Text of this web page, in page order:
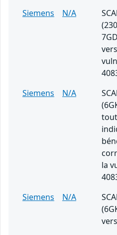
Siemens
N/A
Siemens
N/A
la
Siemens
N/A